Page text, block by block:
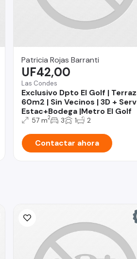
Patricia Rojas Barranti
Las Condes
Exclusivo Dpto El Golf |
60m2 | Sin Vecinos | 3D +
Estac+Bodega |Metro El Golf
UF42,00
57 m2 3 1 2
Contactar ahora